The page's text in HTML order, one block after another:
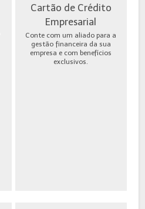
Cartão de Crédito
Empresarial
Conte com um aliado para a
gestão financeira da sua
empresa e com benefícios
exclusivos.